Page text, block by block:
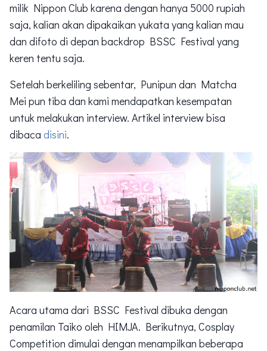
milik Nippon Club karena dengan hanya 5000 rupiah
saja, kalian akan dipakaikan yukata yang kalian mau
dan difoto di depan backdrop BSSC Festival yang
keren tentu saja.
Setelah berkeliling sebentar, Punipun dan Matcha
Mei pun tiba dan kami mendapatkan kesempatan
untuk melakukan interview. Artikel interview bisa
dibaca disini.
Acara utama dari BSSC Festival dibuka dengan
penamilan Taiko oleh HIMJA. Berikutnya, Cosplay
Competition dimulai dengan menampilkan beberapa